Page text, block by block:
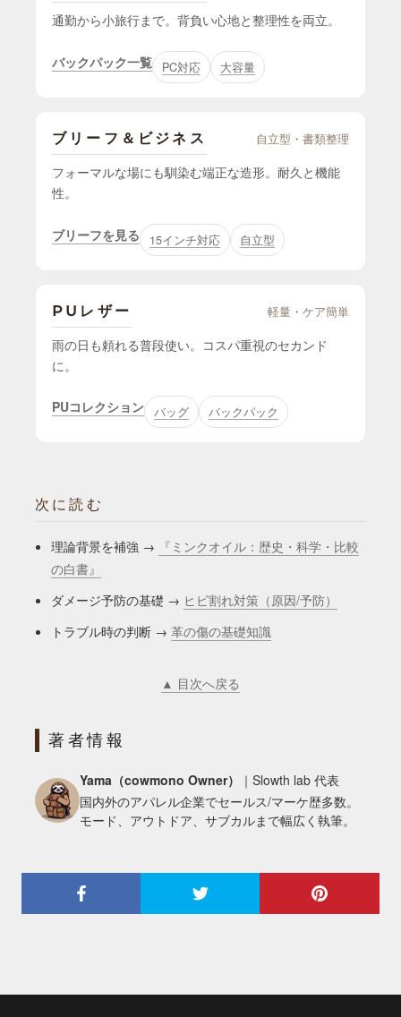
通勤から小旅行まで。背負い心地と整理性を両立。
バックパック一覧 PC対応 大容量
ブリーフ＆ビジネス 自立型・書類整理
フォーマルな場にも馴染む端正な造形。耐久と機能
性。
ブリーフを見る 15インチ対応 自立型
PUレザー 軽量・ケア簡単
雨の日も頼れる普段使い。コスパ重視のセカンド
に。
PUコレクション バッグ バックパック
次に読む
理論背景を補強 →
『ミンクオイル：歴史・科学・比較
の白書』
ダメージ予防の基礎 → ヒビ割れ対策（原因/予防）
トラブル時の判断 → 革の傷の基礎知識
▲ 目次へ戻る
著者情報
Yama（cowmono Owner）
｜Slowth lab 代表
国内外のアパレル企業でセールス/マーケ歴多数。
モード、アウトドア、サブカルまで幅広く執筆。